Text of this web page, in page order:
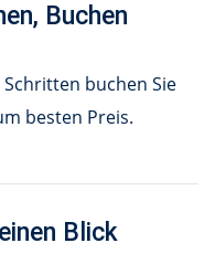
Buchen
buchen Sie
besten Preis.
Blick